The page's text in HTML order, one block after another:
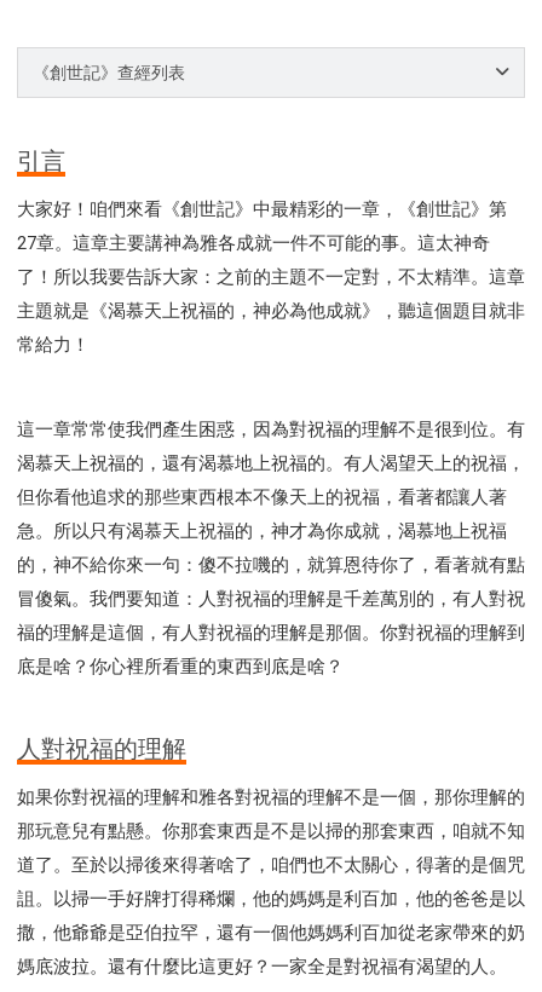
57 腓利門書
58 希伯來書 59 雅各書
62 約翰一書
63 約翰二書
64 約翰三書
愛神
神同在
傳道者的言語 信心
命定性格
使徒保羅的神學體系
屬靈的世界
耶穌基督的喜訊
智慧與悟性
004課程 - 華人命定神學理念
101課程 - 從尋求到信徒
102課程 - 醫治釋放中階
103課程 - 聖經學習中階
201課程 - 從信徒到門徒
301課程 - 領袖實操課程
302課程 - 新人接待
308課程 - 牧養理論基礎培訓
Y131課程 - 主動學習
Y134課程 - 動手實驗室
研習會01 - 如何讀聖經
研習會01 - 得著命定成為祝福
研習會01 - 得勝教會的啟示
研習會01 - 教會的牧養
研習會02 - 得勝教會的啟示
研習會02 - 教會的牧養
《創世記》查經列表
引言
大家好！咱們來看《創世記》中最精彩的一章，《創世記》第
27章。這章主要講神為雅各成就一件不可能的事。這太神奇
了！所以我要告訴大家：之前的主題不一定對，不太精準。這章
主題就是《渴慕天上祝福的，神必為他成就》，聽這個題目就非
常給力！
這一章常常使我們產生困惑，因為對祝福的理解不是很到位。有
渴慕天上祝福的，還有渴慕地上祝福的。有人渴望天上的祝福，
但你看他追求的那些東西根本不像天上的祝福，看著都讓人著
急。所以只有渴慕天上祝福的，神才為你成就，渴慕地上祝福
的，神不給你來一句：傻不拉嘰的，就算恩待你了，看著就有點
冒傻氣。我們要知道：人對祝福的理解是千差萬別的，有人對祝
福的理解是這個，有人對祝福的理解是那個。你對祝福的理解到
底是啥？你心裡所看重的東西到底是啥？
人對祝福的理解
如果你對祝福的理解和雅各對祝福的理解不是一個，那你理解的
那玩意兒有點懸。你那套東西是不是以掃的那套東西，咱就不知
道了。至於以掃後來得著啥了，咱們也不太關心，得著的是個咒
詛。以掃一手好牌打得稀爛，他的媽媽是利百加，他的爸爸是以
撒，他爺爺是亞伯拉罕，還有一個他媽媽利百加從老家帶來的奶
媽底波拉。還有什麼比這更好？一家全是對祝福有渴望的人。